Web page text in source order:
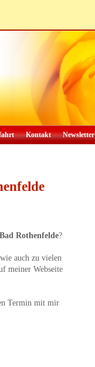
Kontakt Newsletter
Bad Rothenfelde?
auch zu vielen
meiner Webseite
Termin mit mir